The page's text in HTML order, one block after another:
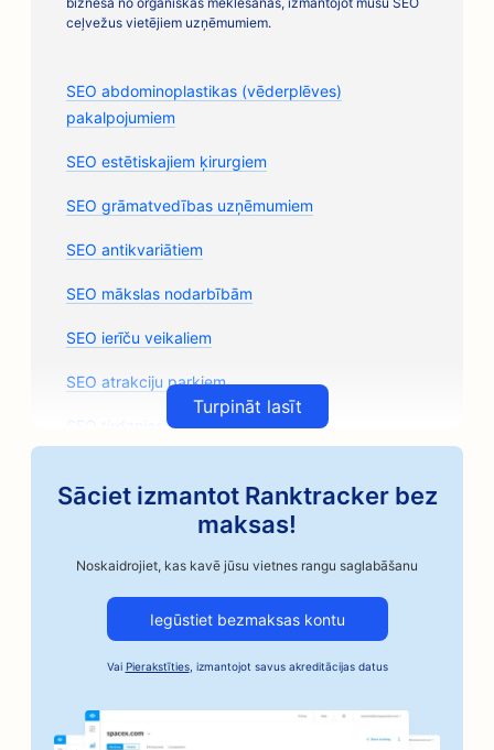
ceļvežus vietējiem uzņēmumiem.
SEO abdominoplastikas (vēderplēves)
pakalpojumiem
SEO estētiskajiem ķirurgiem
SEO grāmatvedības uzņēmumiem
SEO antikvariātiem
SEO mākslas nodarbībām
SEO ierīču veikaliem
SEO atrakciju parkiem
SEO tirdzniecības zālēm
SEO amatnieciskās kafijas grauzdētavām
SEO auto rezerves daļu veikaliem
SEO autoservisiem
SEO autoservisiem
SEO Bail Bonds pakalpojumiem
Turpināt lasīt
Sāciet izmantot Ranktracker bez
maksas!
Noskaidrojiet, kas kavē jūsu vietnes rangu saglabāšanu
Iegūstiet bezmaksas kontu
Vai Pierakstīties, izmantojot savus akreditācijas datus